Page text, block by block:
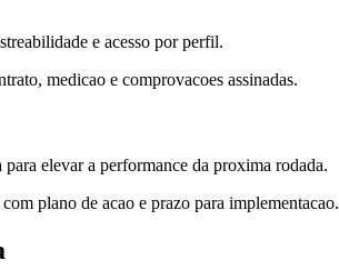
e acesso por perfil.
medicao e comprovacoes assinadas.
elevar a performance da proxima rodada.
plano de acao e prazo para implementacao.